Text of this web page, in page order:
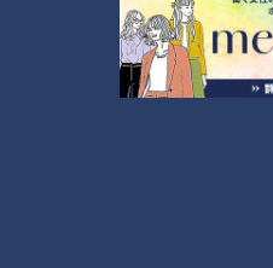
耳が遠い入居者には必要なこ
人丁寧に向き合う姿は入居者